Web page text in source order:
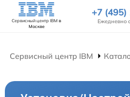
Сервисный центр IBM в
Москве
+7
Ежедневно
Сервисный центр IBM